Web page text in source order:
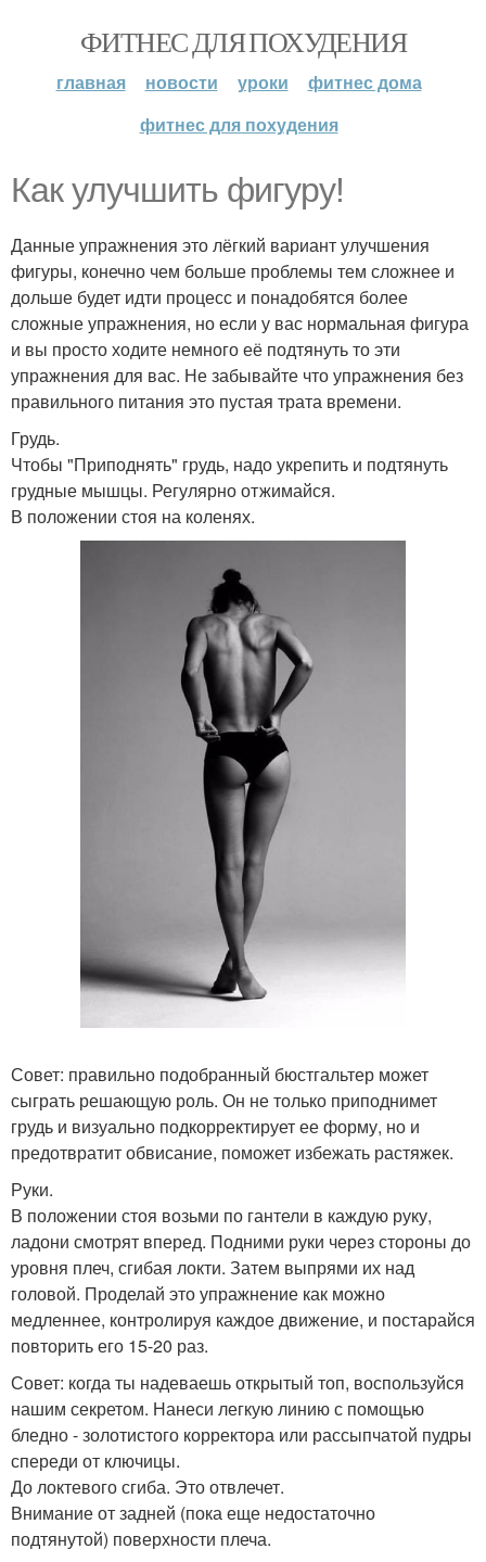
ФИТНЕС ДЛЯ ПОХУДЕНИЯ
главная новости уроки
фитнес дома
фитнес для похудения
Как улучшить фигуру!
Данные упражнения это лёгкий вариант улучшения
фигуры, конечно чем больше проблемы тем сложнее и
дольше будет идти процесс и понадобятся более
сложные упражнения, но если у вас нормальная фигура
и вы просто ходите немного её подтянуть то эти
упражнения для вас. Не забывайте что упражнения без
правильного питания это пустая трата времени.
Грудь.
Чтобы "Приподнять" грудь, надо укрепить и подтянуть
грудные мышцы. Регулярно отжимайся.
В положении стоя на коленях.
Совет: правильно подобранный бюстгальтер может
сыграть решающую роль. Он не только приподнимет
грудь и визуально подкорректирует ее форму, но и
предотвратит обвисание, поможет избежать растяжек.
Руки.
В положении стоя возьми по гантели в каждую руку,
ладони смотрят вперед. Подними руки через стороны до
уровня плеч, сгибая локти. Затем выпрями их над
головой. Проделай это упражнение как можно
медленнее, контролируя каждое движение, и постарайся
повторить его 15-20 раз.
Совет: когда ты надеваешь открытый топ, воспользуйся
нашим секретом. Нанеси легкую линию с помощью
бледно - золотистого корректора или рассыпчатой пудры
спереди от ключицы.
До локтевого сгиба. Это отвлечет.
Внимание от задней (пока еще недостаточно
подтянутой) поверхности плеча.